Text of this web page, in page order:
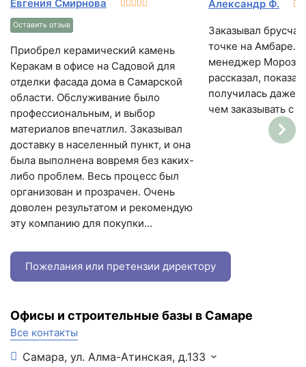
Евгения Смирнова
Оставить отзыв
Приобрел керамический камень
Керакам в офисе на Садовой для
отделки фасада дома в Самарской
области. Обслуживание было
профессиональным, и выбор
материалов впечатлил. Заказывал
доставку в населенный пункт, и она
была выполнена вовремя без каких-
либо проблем. Весь процесс был
организован и прозрачен. Очень
доволен результатом и рекомендую
эту компанию для покупки
Александр Ф.
Заказывал
точке на Амбаре.
менеджер
рассказал,
получилась даже
чем заказывать с
Пожелания или претензии директору
Офисы и строительные базы в Самаре
Все контакты
Самара, ул. Алма-Атинская, д.133